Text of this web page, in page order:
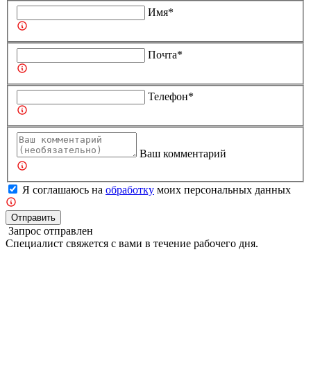
Имя*
Почта*
Телефон*
Ваш комментарий
Я соглашаюсь на обработку моих персональных данных
Отправить
Запрос отправлен
Специалист свяжется с вами в течение рабочего дня.